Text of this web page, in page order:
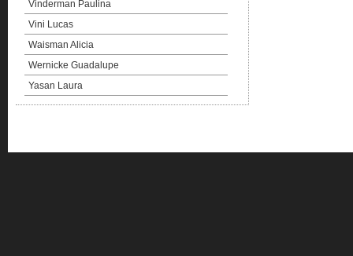
Vinderman Paulina
Vini Lucas
Waisman Alicia
Wernicke Guadalupe
Yasan Laura